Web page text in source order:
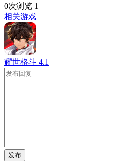
0次浏览 1
相关游戏
耀世格斗 4.1
发布